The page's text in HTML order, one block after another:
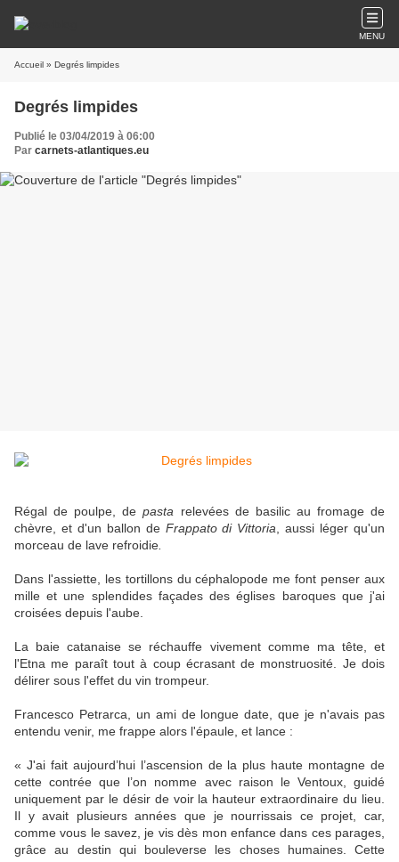
MENU
Accueil » Degrés limpides
Degrés limpides
Publié le 03/04/2019 à 06:00
Par carnets-atlantiques.eu
Régal de poulpe, depasta relevées de basilic au fromage de
chèvre, et d'un ballon de Frappato di Vittoria , aussi léger qu'un
morceau de lave refroidie
Dans l'assiette, les tortillons du céphalopode me font penser aux
mille et une splendides façades des églises baroques que j'ai
croisées depuis l'aube.
La baie catanaise se réchauffe vivement comme ma tête, et
l'Etna me paraît tout à coup écrasant de monstruosité. Je dois
délirer sous l'effet du vin trompeur.
Francesco Petrarca, un ami de longue date, que je n'avais pas
entendu venir, me frappe alors l'épaule, et lance :
« J'ai fait aujourd’hui l’ascension de la plus haute montagne de
cette contrée que l’on nomme avec raison le Ventoux, guidé
uniquement par le désir de voir la hauteur extraordinaire du lieu.
Il y avait plusieurs années que je nourrissais ce projet, car,
comme vous le savez, je vis dès mon enfance dans ces parages,
grâce au destin qui bouleverse les choses humaines. Cette